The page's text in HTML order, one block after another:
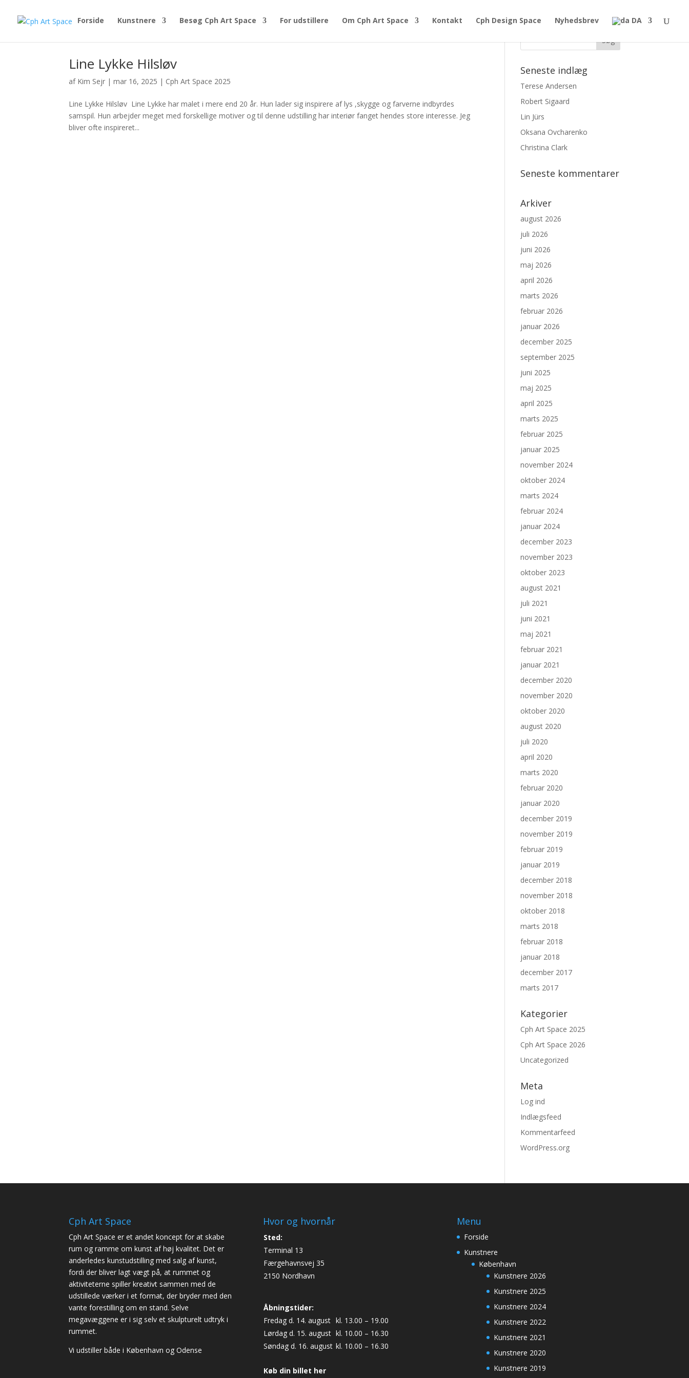
Forside Kunstnere Besøg Cph Art Space For udstillere Om Cph Art Space Kontakt Cph Design Space Nyhedsbrev DA
Line Lykke Hilsløv
af Kim Sejr |mar 16, 2025 | Cph Art Space 2025
Line Lykke Hilsløv Line Lykke har malet i mere end 20 år. Hun lader sig inspirere af lys ,skygge og farverne indbyrdes
samspil. Hun arbejder meget med forskellige motiver og til denne udstilling har interiør fanget hendes store interesse. Jeg
bliver ofte inspireret...
Seneste indlæg
Terese Andersen
Robert Sigaard
Lin Jürs
Oksana Ovcharenko
Christina Clark
Seneste kommentarer
Arkiver
august 2026
juli 2026
juni 2026
maj 2026
april 2026
marts 2026
februar 2026
januar 2026
december 2025
september 2025
juni 2025
maj 2025
april 2025
marts 2025
februar 2025
januar 2025
november 2024
oktober 2024
marts 2024
februar 2024
januar 2024
december 2023
november 2023
oktober 2023
august 2021
juli 2021
juni 2021
maj 2021
februar 2021
januar 2021
december 2020
november 2020
oktober 2020
august 2020
juli 2020
april 2020
marts 2020
februar 2020
januar 2020
december 2019
november 2019
februar 2019
januar 2019
december 2018
november 2018
oktober 2018
marts 2018
februar 2018
januar 2018
december 2017
marts 2017
Kategorier
Cph Art Space 2025
Cph Art Space 2026
Uncategorized
Meta
Log ind
Indlægsfeed
Kommentarfeed
WordPress.org
Cph Art Space
Cph Art Space er et andet koncept for at skabe
rum og ramme om kunst af høj kvalitet. Det er
anderledes kunstudstilling med salg af kunst,
fordi der bliver lagt vægt på, at rummet og
aktiviteterne spiller kreativt sammen med de
udstillede værker i et format, der bryder med den
vante forestilling om en stand. Selve
megavæggene er i sig selv et skulpturelt udtryk i
rummet.
Vi udstiller både i København og Odense
Hvor og hvornår
Sted:
Terminal 13
Færgehavnsvej 35
2150 Nordhavn
Åbningstider:
Fredag d. 14. august kl. 13.00 – 19.00
Lørdag d. 15. august kl. 10.00 – 16.30
Søndag d. 16. august kl. 10.00 – 16.30
Køb din billet her
Menu
Forside
Kunstnere
København
Kunstnere 2026
Kunstnere 2025
Kunstnere 2024
Kunstnere 2022
Kunstnere 2021
Kunstnere 2020
Kunstnere 2019